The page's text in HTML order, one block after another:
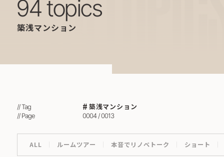
94 topics
築浅マンション
// Tag 築浅マンション
// Page 0004 / 0013
ALL ルームツアー 本音でリノベトーク ショート